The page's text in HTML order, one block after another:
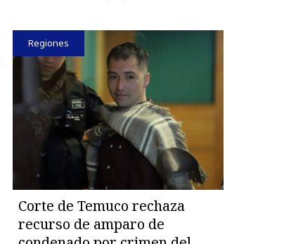
Regiones
Corte de Temuco rechaza
recurso de amparo de